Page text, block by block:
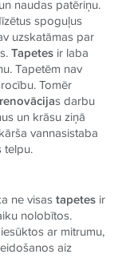
naudas patēriņu.
spoguļus
uzskatāmas par
Tapetes ir laba
Tapetēm nav
Tomēr
renovācijas darbu
un krāsu ziņā
vannasistaba
telpu.
ne visastapetes ir
nolobītos.
ar mitrumu,
aiz